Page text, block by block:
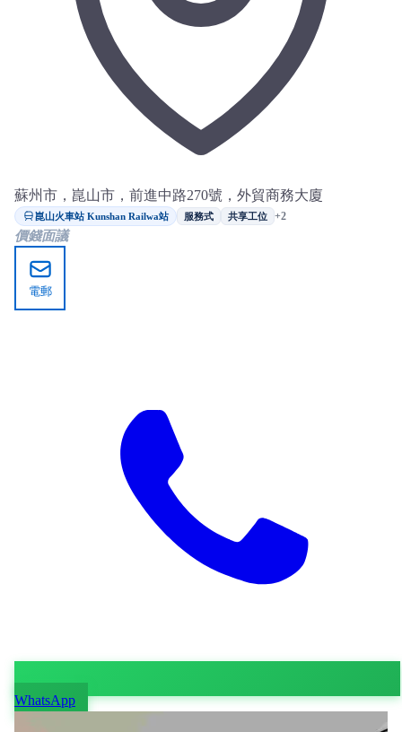
蘇州市，崑山市，前進中路270號，外貿商務大廈
崑山火車站 Kunshan Railwa站 服務式 共享工位 +2
價錢面議
電郵
WhatsApp